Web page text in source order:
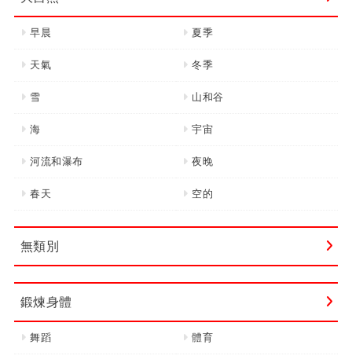
早晨 夏季
天氣 冬季
雪 山和谷
海 宇宙
河流和瀑布 夜晚
春天 空的
無類別
鍛煉身體
舞蹈 體育